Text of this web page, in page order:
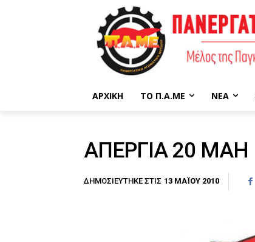
ΑΡΧΙΚΉ ΤΟ Π.Α.ΜΕ ΝΈΑ
ΑΠΕΡΓΙΑ 20 ΜΑΗ
ΔΗΜΟΣΙΕΎΤΗΚΕ ΣΤΙΣ 13 ΜΑΪ́ΟΥ 2010